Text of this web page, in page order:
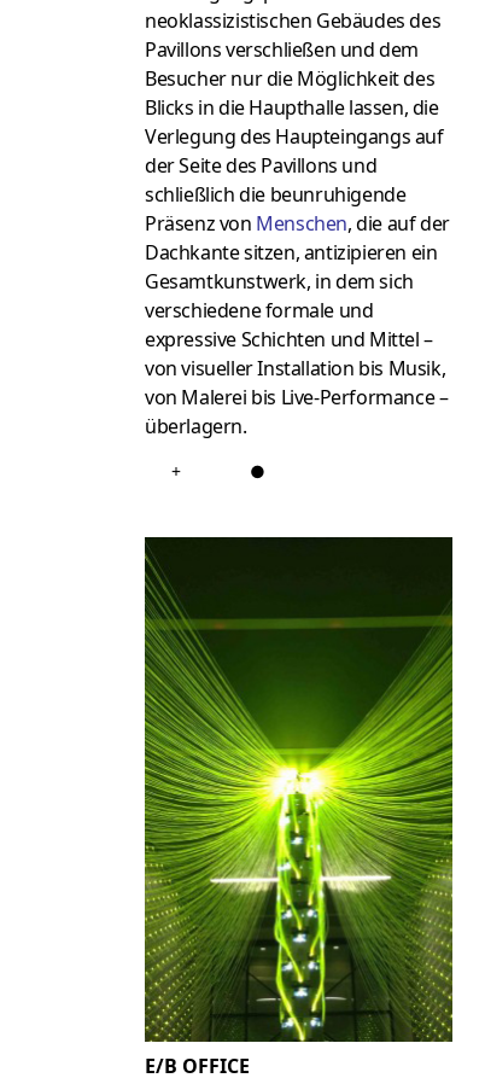
neoklassizistischen Gebäudes des
Pavillons verschließen und dem
Besucher nur die Möglichkeit des
Blicks in die Haupthalle lassen, die
Verlegung des Haupteingangs auf
der Seite des Pavillons und
schließlich die beunruhigende
Präsenz von Menschen, die auf der
Dachkante sitzen, antizipieren ein
Gesamtkunstwerk, in dem sich
verschiedene formale und
expressive Schichten und Mittel –
von visueller Installation bis Musik,
von Malerei bis Live-Performance –
überlagern.
+ ●
E/B OFFICE